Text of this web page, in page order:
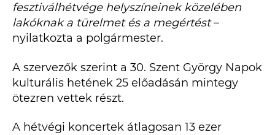
fesztiválhétvége helyszíneinek közelében
lakóknak a türelmet és a megértést–
nyilatkozta a polgármester.
A szervezők szerint a 30. Szent György Napok
kulturális hetének 25 előadásán mintegy
ötezren vettek részt.
A hétvégi koncertek átlagosan 13 ezer